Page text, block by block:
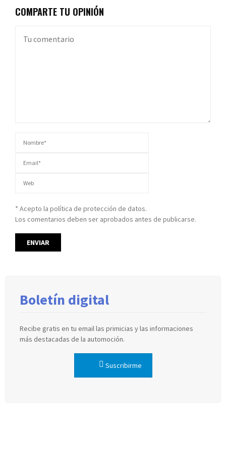
COMPARTE TU OPINIÓN
* Acepto la política de protección de datos.
Los comentarios deben ser aprobados antes de publicarse.
Boletín digital
Recibe gratis en tu email las primicias y las informaciones
más destacadas de la automoción.
Suscribirme